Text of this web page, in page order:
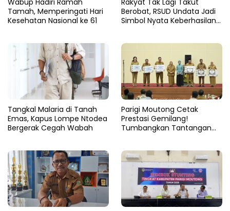
Tamah, Memperingati Hari
Kesehatan Nasional ke 61
Berobat, RSUD Undata Jadi
Simbol Nyata Keberhasilan
Tangkal Malaria di Tanah
Emas, Kapus Lompe Ntodea
Bergerak Cegah Wabah
Parigi Moutong Cetak
Prestasi Gemilang!
Tumbangkan Tantangan
Sulteng 2024